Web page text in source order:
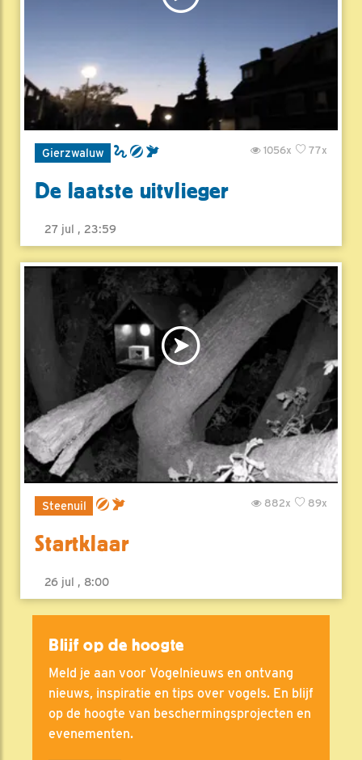
Gierzwaluw 77x
1056x
De laatste uitvlieger
27 jul , 23:59
Steenuil 89x
882x
Startklaar
26 jul , 8:00
Blijf op de hoogte
Meld je aan voor Vogelnieuws en ontvang
nieuws, inspiratie en tips over vogels. En blijf
op de hoogte van beschermingsprojecten en
evenementen.